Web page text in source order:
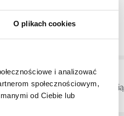
O plikach cookies
i analizować
społecznościowym,
od Ciebie lub
wszystkich związanych z
a ich praca stanowi
biznesowych. Z pewnością